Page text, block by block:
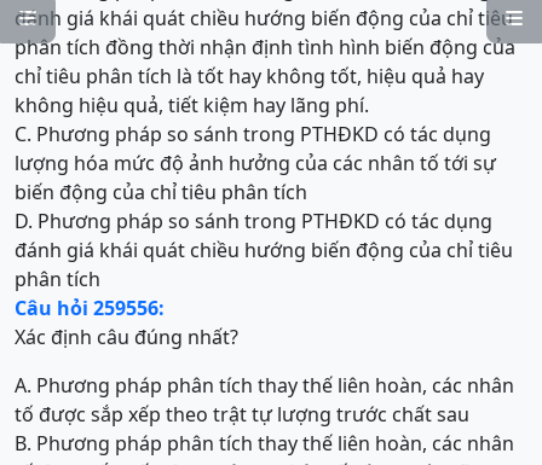


đánh giá khái quát chiều hướng biến động của chỉ tiêu
phân tích đồng thời nhận định tình hình biến động của
chỉ tiêu phân tích là tốt hay không tốt, hiệu quả hay
không hiệu quả, tiết kiệm hay lãng phí.
C. Phương pháp so sánh trong PTHĐKD có tác dụng
lượng hóa mức độ ảnh hưởng của các nhân tố tới sự
biến động của chỉ tiêu phân tích
D. Phương pháp so sánh trong PTHĐKD có tác dụng
đánh giá khái quát chiều hướng biến động của chỉ tiêu
phân tích
Câu hỏi 259556:
Xác định câu đúng nhất?
A. Phương pháp phân tích thay thế liên hoàn, các nhân
tố được sắp xếp theo trật tự lượng trước chất sau
B. Phương pháp phân tích thay thế liên hoàn, các nhân